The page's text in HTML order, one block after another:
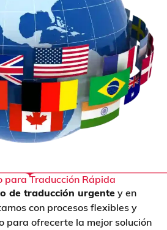
para Traducción Rápida
de traducción urgente y en
con procesos flexibles y
para ofrecerte la mejor solución